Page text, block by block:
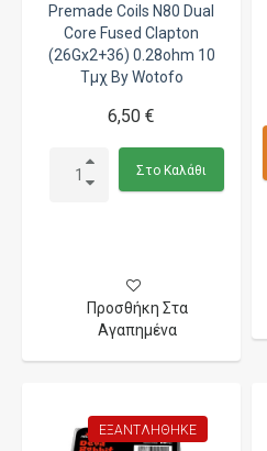
Premade Coils N80 Dual
Core Fused Clapton
(26Gx2+36) 0.28ohm 10
Τμχ By Wotofo
6,50 €
Στο Καλάθι
Προσθήκη Στα
Αγαπημένα
ΕΞΑΝΤΛΉΘΗΚΕ